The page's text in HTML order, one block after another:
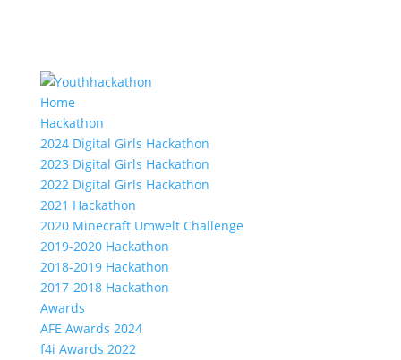
Home
Hackathon
2024 Digital Girls Hackathon
2023 Digital Girls Hackathon
2022 Digital Girls Hackathon
2021 Hackathon
2020 Minecraft Umwelt Challenge
2019-2020 Hackathon
2018-2019 Hackathon
2017-2018 Hackathon
Awards
AFE Awards 2024
f4i Awards 2022